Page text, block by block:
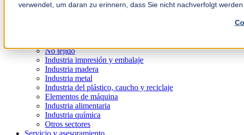
verwendet, um daran zu erinnern, dass Sie nicht nachverfolgt werden
es
No tejido
Industria impresión y embalaje
Industria madera
Industria metal
Industria del plástico, caucho y reciclaje
Elementos de máquina
Industria alimentaria
Industria química
Otros sectores
Servicio y asesoramiento